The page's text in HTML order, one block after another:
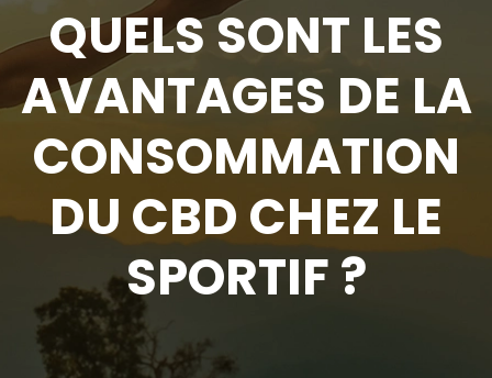
QUELS SONT LES
AVANTAGES DE LA
CONSOMMATION
DU CBD CHEZ LE
SPORTIF ?